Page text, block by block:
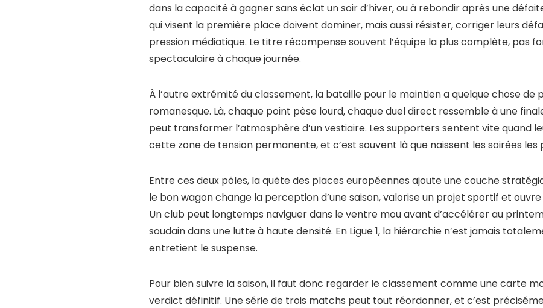
dans la capacité à gagner sans éclat un soir d’hiver, ou à rebondir après une
qui visent la première place doivent dominer, mais aussi résister, corriger leurs
pression médiatique. Le titre récompense souvent l’équipe la plus complète, pas
spectaculaire à chaque journée.
À l’autre extrémité du classement, la bataille pour le maintien a quelque chose de
romanesque. Là, chaque point pèse lourd, chaque duel direct ressemble à une
peut transformer l’atmosphère d’un vestiaire. Les supporters sentent vite quand
cette zone de tension permanente, et c’est souvent là que naissent les soirées les
Entre ces deux pôles, la quête des places européennes ajoute une couche
le bon wagon change la perception d’une saison, valorise un projet sportif et
Un club peut longtemps naviguer dans le ventre mou avant d’accélérer au
soudain dans une lutte à haute densité. En Ligue 1, la hiérarchie n’est jamais
entretient le suspense.
Pour bien suivre la saison, il faut donc regarder le classement comme une carte
verdict définitif. Une série de trois matchs peut tout réordonner, et c’est